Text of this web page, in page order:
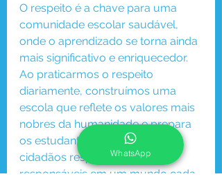
O respeito é a chave para uma
comunidade escolar saudável,
onde o aprendizado se torna ainda
mais significativo e enriquecedor.
Ao praticarmos o respeito
diariamente, construímos uma
escola que reflete os valores mais
nobres da humanidade e prepara
os estudantes para serem
cidadãos respeitosos e
responsáveis em um mundo cada
WhatsApp